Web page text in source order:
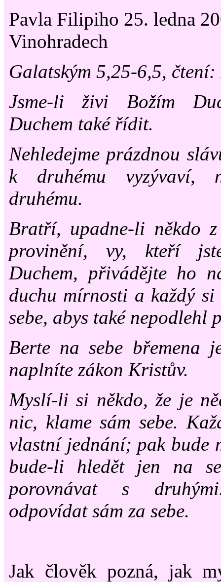
Pavla Filipiho 25. ledna
Vinohradech
Galatským 5,25-6,5,
Jsme-li živi Božím
Duchem také řídit.
Nehledejme prázdnou
k druhému vyzývaví,
druhému.
Bratří, upadne-li někdo
provinění, vy, kteří
Duchem, přivádějte ho
duchu mírnosti a každý
sebe, abys také nepodlehl
Berte na sebe břemena
naplníte zákon Kristův.
Myslí-li si někdo, že je
nic, klame sám sebe.
vlastní jednání; pak bude
bude-li hledět jen na
porovnávat s
odpovídat sám za sebe.
Jak člověk pozná, jak